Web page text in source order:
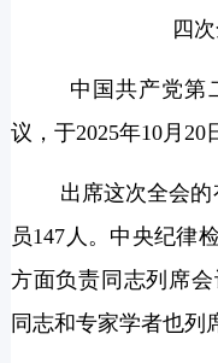
四
中国共产党第二
议，于2025年10月20
出席这次全会的有
员147人。中央纪律
方面负责同志列席
同志和专家学者也列